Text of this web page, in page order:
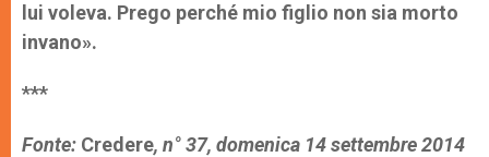
lui voleva. Prego perché mio figlio non sia morto
invano».
***
Fonte: Credere, n° 37, domenica 14 settembre 2014